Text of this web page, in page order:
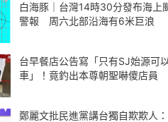
白海豚｜台灣14時30分發布海上
警報 周六北部沿海有6米巨浪
台早餐店公告寫「只有SJ始源可
車」！竟釣出本尊朝聖嚇傻店員
鄭麗文批民進黨講台獨自欺欺人